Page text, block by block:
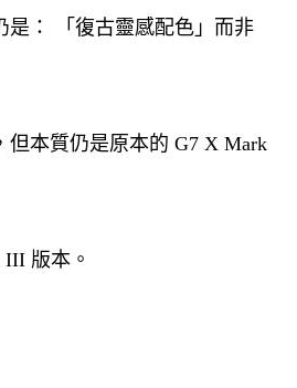
是： 「復古靈感配色」而非
但本質仍是原本的 G7 X Mark
版本。